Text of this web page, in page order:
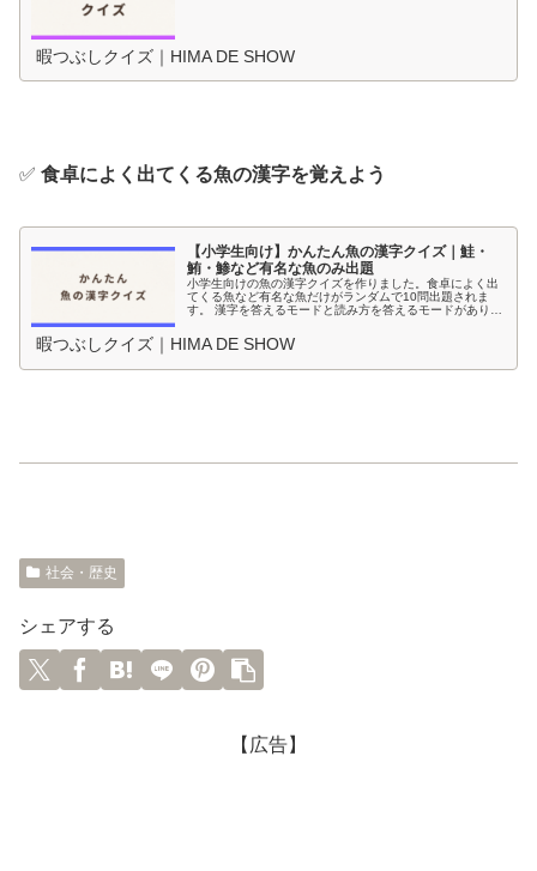
暇つぶしクイズ｜HIMA DE SHOW
✅ 食卓によく出てくる魚の漢字を覚えよう
【小学生向け】かんたん魚の漢字クイズ｜鮭・
鮪・鯵など有名な魚のみ出題
小学生向けの魚の漢字クイズを作りました。食卓によく出
てくる魚など有名な魚だけがランダムで10問出題されま
す。 漢字を答えるモードと読み方を答えるモードがありま
暇つぶしクイズ｜HIMA DE SHOW
社会・歴史
シェアする
【広告】